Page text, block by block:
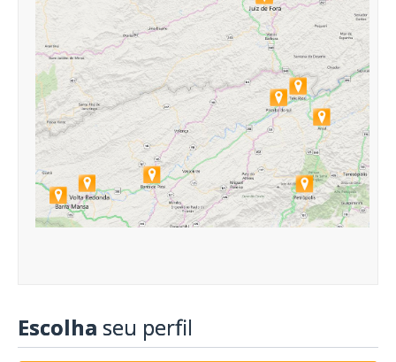
Escolha seu perfil